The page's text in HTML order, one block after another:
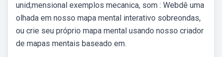
unid;mensional exemplos mecanica, som : Webdê uma
olhada em nosso mapa mental interativo sobreondas,
ou crie seu próprio mapa mental usando nosso criador
de mapas mentais baseado em.